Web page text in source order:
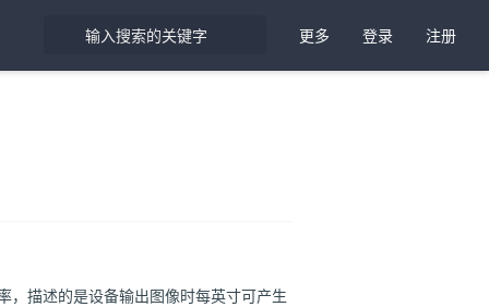
更多 登录 注册
，描述的是设备输出图像时每英寸可产生